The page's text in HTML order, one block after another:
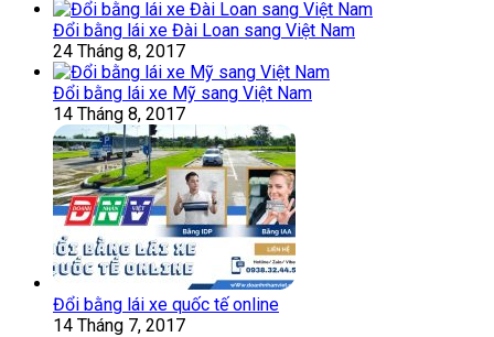
Đổi bằng lái xe Đài Loan sang Việt Nam
24 Tháng 8, 2017
Đổi bằng lái xe Mỹ sang Việt Nam
14 Tháng 8, 2017
Đổi bằng lái xe quốc tế online
14 Tháng 7, 2017